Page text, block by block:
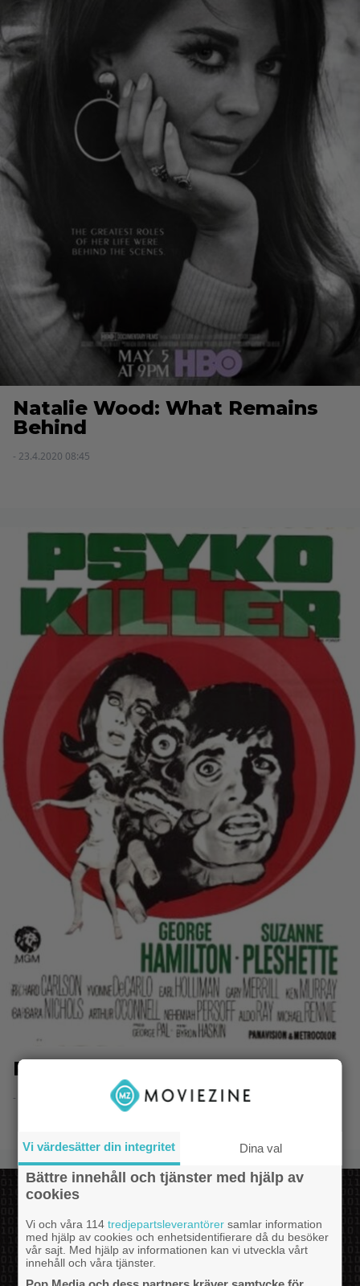
Natalie Wood: What Remains
Behind
- 23.4.2020 08:45
Psyko-Killer
- 18.12.2019 15:08
Vi värdesätter din integritet Dina val
Bättre innehåll och tjänster med hjälp av
cookies
Vi och våra 114tredjepartsleverantörer samlar information
med hjälp av cookies och enhetsidentifierare då du besöker
vår sajt. Med hjälp av informationen kan vi utveckla vårt
innehåll och våra tjänster.